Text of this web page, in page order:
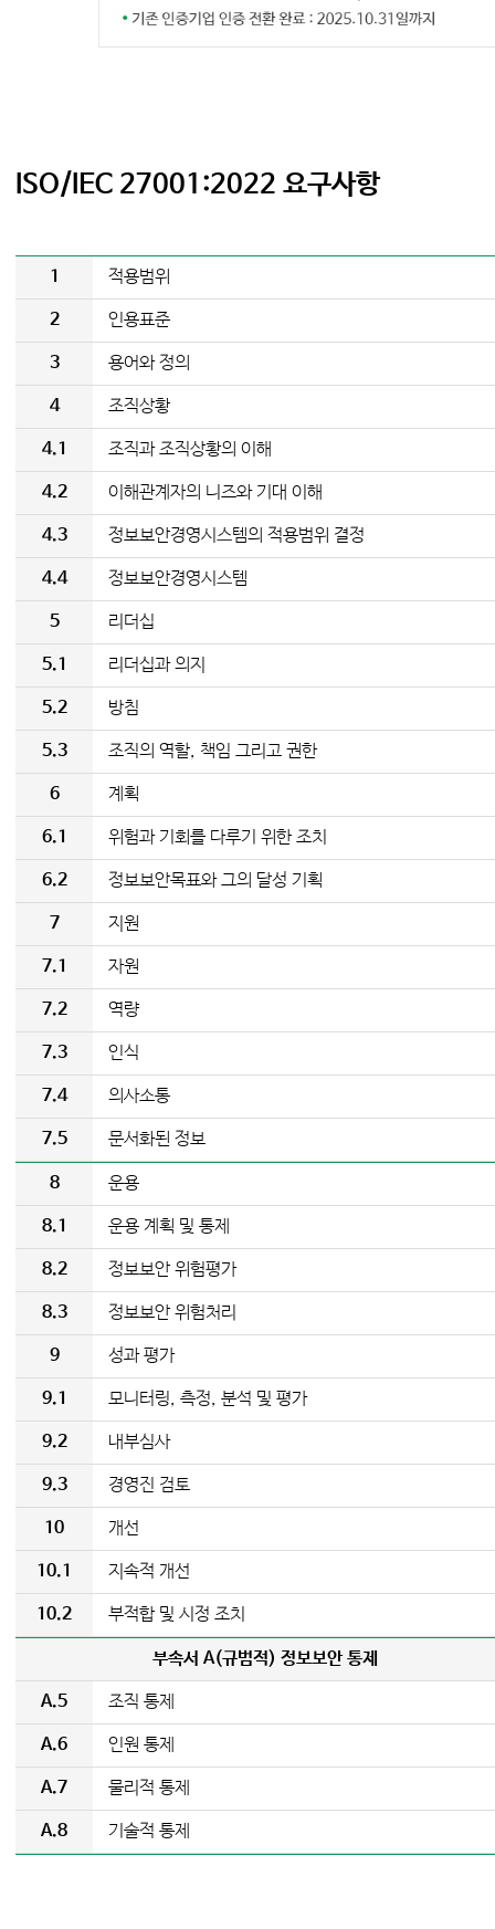
ISO/IEC 27001:2022 요구사항
1 적용범위
2 인용표준
3 용어와 정의
4 조직상황
4.1 조직과 조직상황의 이해
4.2 이해관계자의 니즈와 기대 이해
4.3 정보보안경영시스템의 적용범위 결정
4.4 정보보안경영시스템
5 리더십
5.1 리더십과 의지
5.2 방침
5.3 조직의 역할, 책임 그리고 권한
6 계획
6.1 위험과 기회를 다루기 위한 조치
6.2 정보보안목표와 그의 달성 기획
7 지원
7.1 자원
7.2 역량
7.3 인식
7.4 의사소통
7.5 문서화된 정보
8 운용
8.1 운용 계획 및 통제
8.2 정보보안 위험평가
8.3 정보보안 위험처리
9 성과 평가
9.1 모니터링, 측정, 분석 및 평가
9.2 내부심사
9.3 경영진 검토
10 개선
10.1 지속적 개선
10.2 부적합 및 시정 조치
부속서 A(규범적) 정보보안 통제
A.5 조직 통제
A.6 인원 통제
A.7 물리적 통제
A.8 기술적 통제